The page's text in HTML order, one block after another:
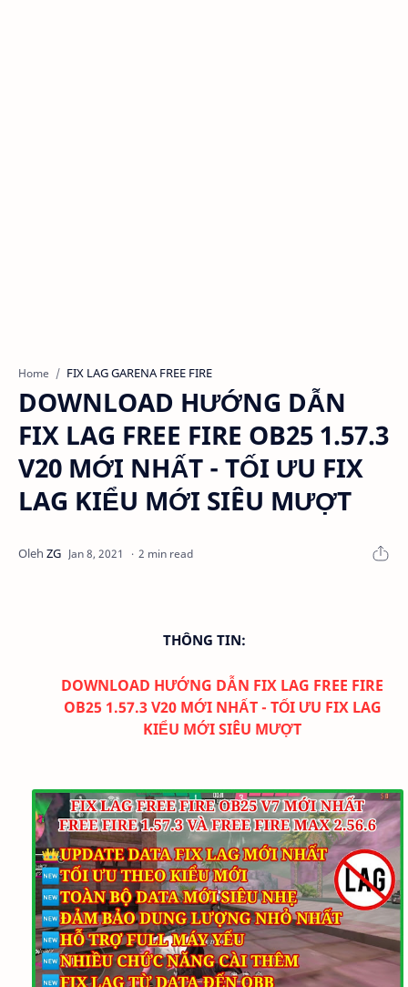
Home FIX LAG GARENA FREE FIRE
DOWNLOAD HƯỚNG DẪN
FIX LAG FREE FIRE OB25 1.57.3
V20 MỚI NHẤT - TỐI ƯU FIX
LAG KIỂU MỚI SIÊU MƯỢT
2 min read
THÔNG TIN:
DOWNLOAD HƯỚNG DẪN FIX LAG FREE FIRE
OB25 1.57.3 V20 MỚI NHẤT - TỐI ƯU FIX LAG
KIỂU MỚI SIÊU MƯỢT